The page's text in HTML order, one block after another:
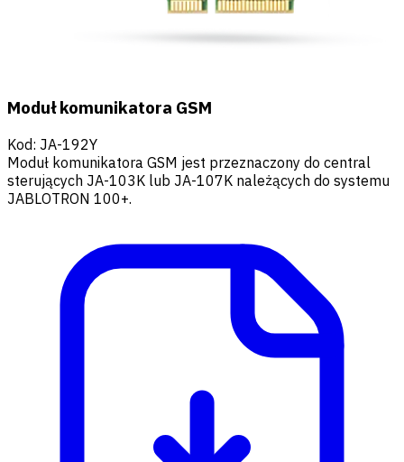
Moduł komunikatora GSM
Kod: JA-192Y
Moduł komunikatora GSM jest przeznaczony do central
sterujących JA-103K lub JA-107K należących do systemu
JABLOTRON 100+.